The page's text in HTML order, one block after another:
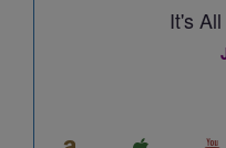
It's